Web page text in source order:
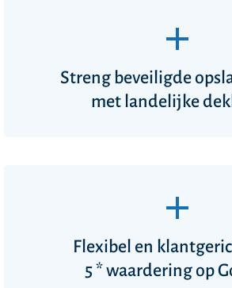
Streng beveiligde
met landelijke
Flexibel en
5 * waarderingop